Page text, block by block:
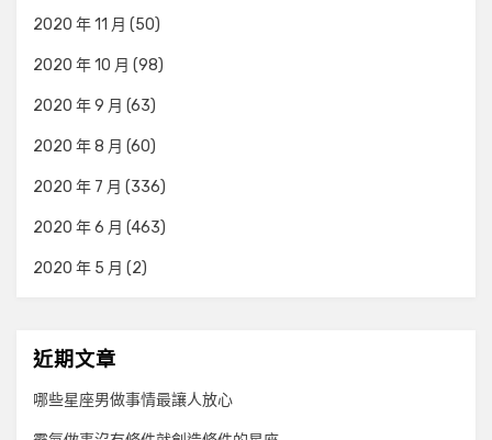
2020 年 11 月 (50)
2020 年 10 月 (98)
2020 年 9 月 (63)
2020 年 8 月 (60)
2020 年 7 月 (336)
2020 年 6 月 (463)
2020 年 5 月 (2)
近期文章
哪些星座男做事情最讓人放心